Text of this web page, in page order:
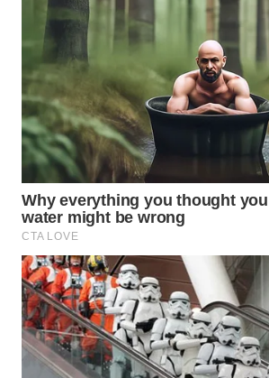
MAJALENGKA
WN
SUBANG
WN
SUKABUMI
PURWAKARTA
WN
PRIANGAN
TIMUR
WN
SEMARANG